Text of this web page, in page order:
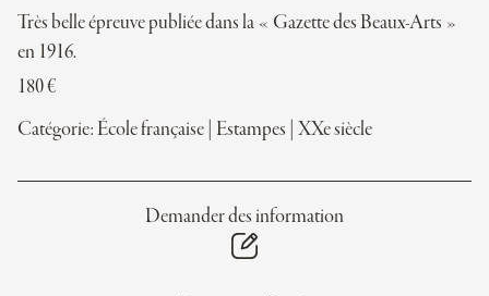
Très belle épreuve publiée dans la « Gazette des Beaux-Arts »
en 1916.
180€
Catégorie: École française Estampes XXe siècle
Demander des information